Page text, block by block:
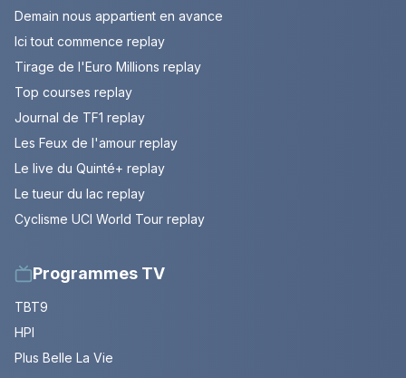
Demain nous appartient en avance
Ici tout commence replay
Tirage de l'Euro Millions replay
Top courses replay
Journal de TF1 replay
Les Feux de l'amour replay
Le live du Quinté+ replay
Le tueur du lac replay
Cyclisme UCI World Tour replay
Programmes TV
TBT9
HPI
Plus Belle La Vie